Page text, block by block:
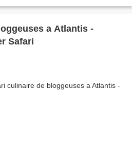
a Atlantis -
Safari